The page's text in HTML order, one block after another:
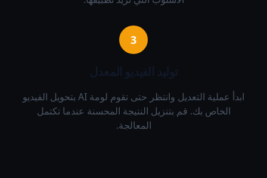
3
توليد الفيديو المعدل
ابدأ عملية التعديل وانتظر حتى تقوم لومة AI بتحويل الفيديو
الخاص بك. قم بتنزيل النتيجة المحسنة عندما تكتمل
المعالجة.